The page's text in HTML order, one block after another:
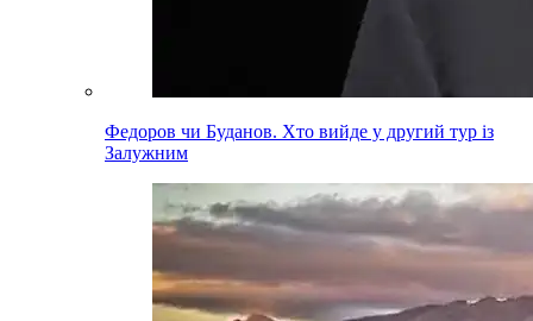
Федоров чи Буданов. Хто вийде у другий тур із
Залужним